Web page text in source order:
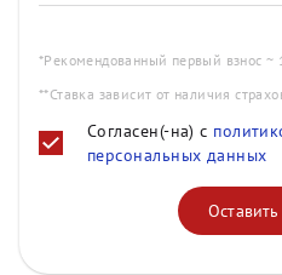
*Рекомендованный первый взнос ~
**Ставка зависит от наличия
Согласен(-на) с
персональных данных